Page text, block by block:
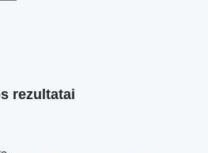
rezultatai